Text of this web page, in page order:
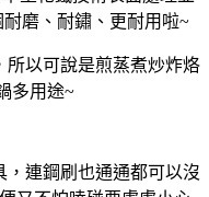
耐磨 、 耐鏽 、更耐用 啦~
所以可說是煎蒸煮炒炸烙
多用途~
，連鋼刷 也通通都可以沒